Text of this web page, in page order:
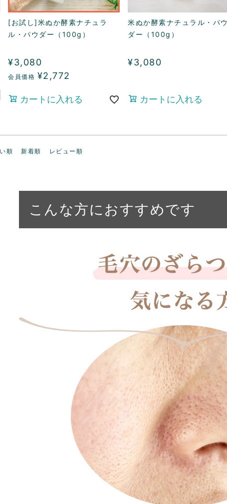
[お試し]米ぬか酵素ナチュラ
ル・パウダー（100g）
¥3,080
¥2,772
カートに入れる
米ぬか酵素ナチュラル・パウ
ダー（100g）
¥3,080
カートに入れる
順 新着順 レビュー順
こんな方におすすめです